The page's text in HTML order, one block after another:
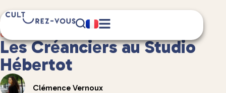
Culture
3 minute(s) de lecture
Les Créanciers au Studio
Hébertot
Clémence Vernoux